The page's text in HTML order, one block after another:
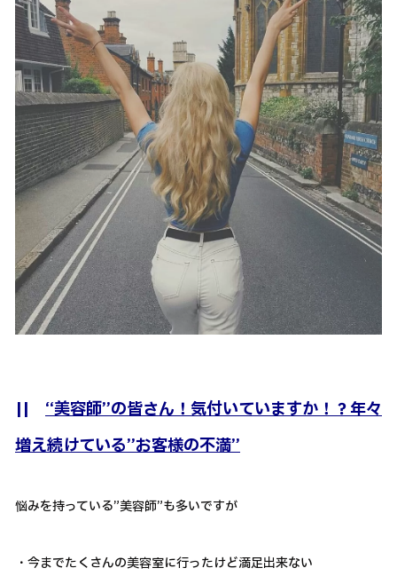
|| “美容師”の皆さん！気付いていますか！？年々
増え続けている”お客様の不満”
悩みを持っている”美容師”も多いですが
・今までたくさんの美容室に行ったけど満足出来ない